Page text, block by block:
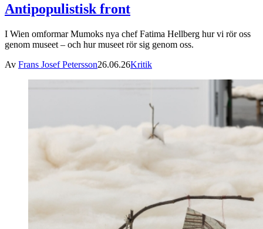
Antipopulistisk front
I Wien omformar Mumoks nya chef Fatima Hellberg hur vi rör oss
genom museet – och hur museet rör sig genom oss.
Av Frans Josef Petersson26.06.26Kritik